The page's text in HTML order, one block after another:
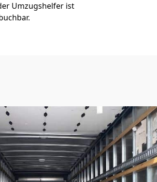
Umzugshelfer ist